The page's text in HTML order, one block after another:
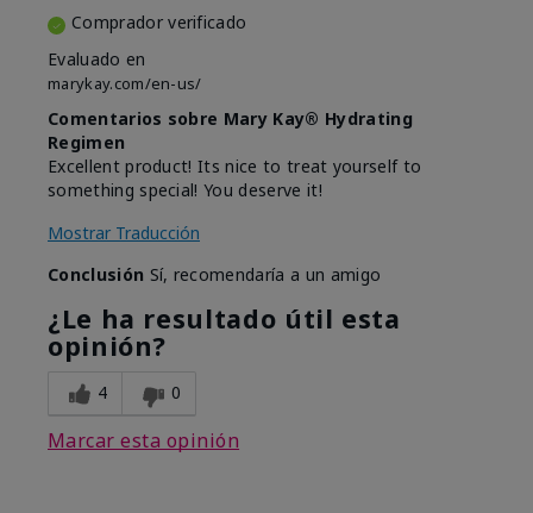
Comprador verificado
Evaluado en
marykay.com/en-us/
Comentarios sobre Mary Kay® Hydrating
Regimen
Excellent product! Its nice to treat yourself to
something special! You deserve it!
Mostrar Traducción
Conclusión Sí, recomendaría a un amigo
¿Le ha resultado útil esta
opinión?
4 0
Marcar esta opinión